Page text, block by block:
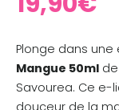
Plonge dans
Mangue 50ml
Savourea. Ce e-
douceur de la